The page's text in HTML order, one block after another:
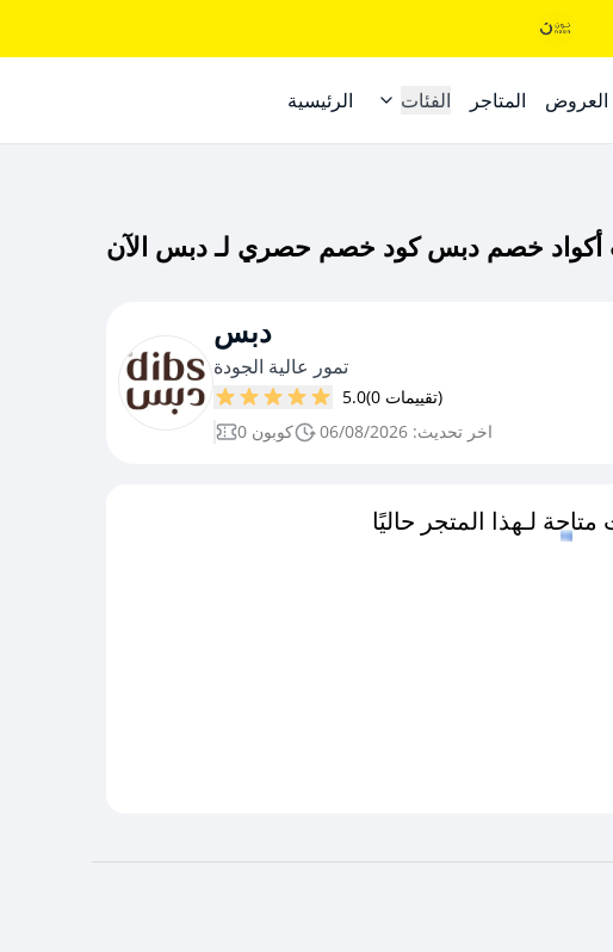
الرئيسية الفئات المتاجر العروض
دبس
تمور عالية الجودة
5.0
(0 تقييمات)
0 كوبون
اخر تحديث: 06/08/2026